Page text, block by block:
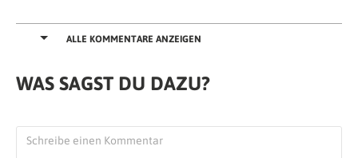
ALLE KOMMENTARE ANZEIGEN
WAS SAGST DU DAZU?